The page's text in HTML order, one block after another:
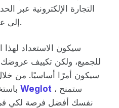
التجارة الإلكترونية عبر
إلى عادات استهلاك عبر الإنترنت.
سيكون الاستعداد لهذا
للجميع، ولكن تكييف عروضك
سيكون أمرًا أساسيًا. من
Weglot ، ستمنح
نفسك أفضل فرصة لكي